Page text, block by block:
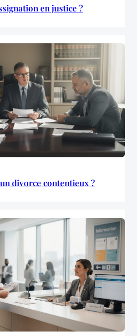
en justice ?
divorce contentieux ?